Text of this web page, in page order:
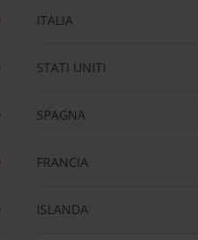
ITALIA
STATI UNITI
SPAGNA
FRANCIA
ISLANDA